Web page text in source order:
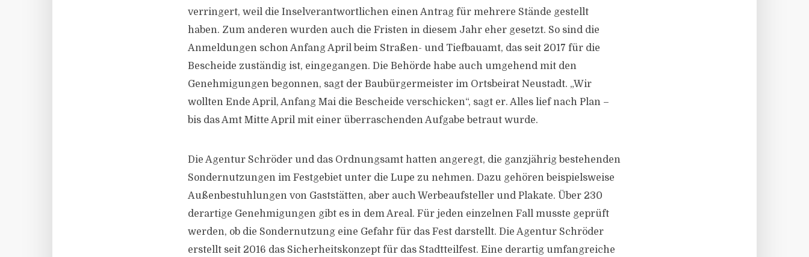
verringert, weil die Inselverantwortlichen einen Antrag für mehrere Stände gestellt
haben. Zum anderen wurden auch die Fristen in diesem Jahr eher gesetzt. So sind die
Anmeldungen schon Anfang April beim Straßen- und Tiefbauamt, das seit 2017 für die
Bescheide zuständig ist, eingegangen. Die Behörde habe auch umgehend mit den
Genehmigungen begonnen, sagt der Baubürgermeister im Ortsbeirat Neustadt. „Wir
wollten Ende April, Anfang Mai die Bescheide verschicken“, sagt er. Alles lief nach Plan –
bis das Amt Mitte April mit einer überraschenden Aufgabe betraut wurde.
Die Agentur Schröder und das Ordnungsamt hatten angeregt, die ganzjährig bestehenden
Sondernutzungen im Festgebiet unter die Lupe zu nehmen. Dazu gehören beispielsweise
Außenbestuhlungen von Gaststätten, aber auch Werbeaufsteller und Plakate. Über 230
derartige Genehmigungen gibt es in dem Areal. Für jeden einzelnen Fall musste geprüft
werden, ob die Sondernutzung eine Gefahr für das Fest darstellt. Die Agentur Schröder
erstellt seit 2016 das Sicherheitskonzept für das Stadtteilfest. Eine derartig umfangreiche